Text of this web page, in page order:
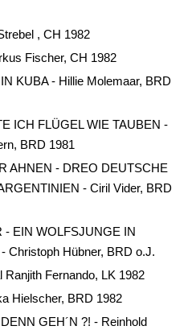
, CH 1982
Fischer, CH 1982
KUBA - Hillie Molemaar, BRD
ICH FLÜGEL WIE TAUBEN -
BRD 1981
AHNEN - DREO DEUTSCHE
- Ciril Vider, BRD
- EIN WOLFSJUNGE IN
Christoph Hübner, BRD o.J.
Fernando, LK 1982
Hielscher, BRD 1982
GEH´N ?! - Reinhold